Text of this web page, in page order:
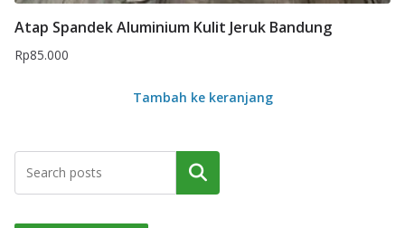
Atap Spandek Aluminium Kulit Jeruk Bandung
Rp85.000
Tambah ke keranjang
Cari